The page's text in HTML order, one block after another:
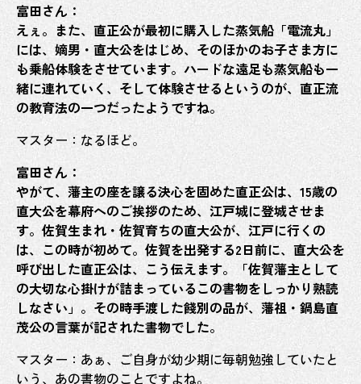
ホー
新着
佐賀
富田さん：
えぇ。また、直正公が最初に購入した蒸気船「電流丸」
には、嫡男・直大公をはじめ、そのほかのお子さま方に
も乗船体験をさせています。ハードな遠足も蒸気船も一
緒に連れていく、そして体験させるというのが、直正流
の教育法の一つだったようですね。
マスター：なるほど。
富田さん：
やがて、藩主の座を譲る決心を固めた直正公は、15歳の
直大公を幕府へのご挨拶のため、江戸城に登城させま
す。佐賀生まれ・佐賀育ちの直大公が、江戸に行くの
は、この時が初めて。佐賀を出発する2日前に、直大公を
呼び出した直正公は、こう伝えます。「佐賀藩主として
の大切な心掛けが詰まっているこの書物をしっかり熟読
しなさい」。その時手渡した餞別の品が、藩祖・鍋島直
茂公の言葉が記された書物でした。
マスター：あぁ、ご自身が幼少期に毎朝勉強していたと
いう、あの書物のことですよね。